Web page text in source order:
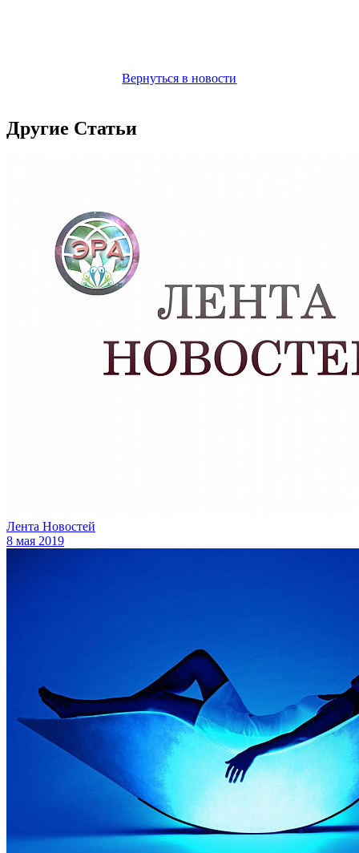
Вернуться в новости
Другие Статьи
Лента Новостей
8 мая 2019